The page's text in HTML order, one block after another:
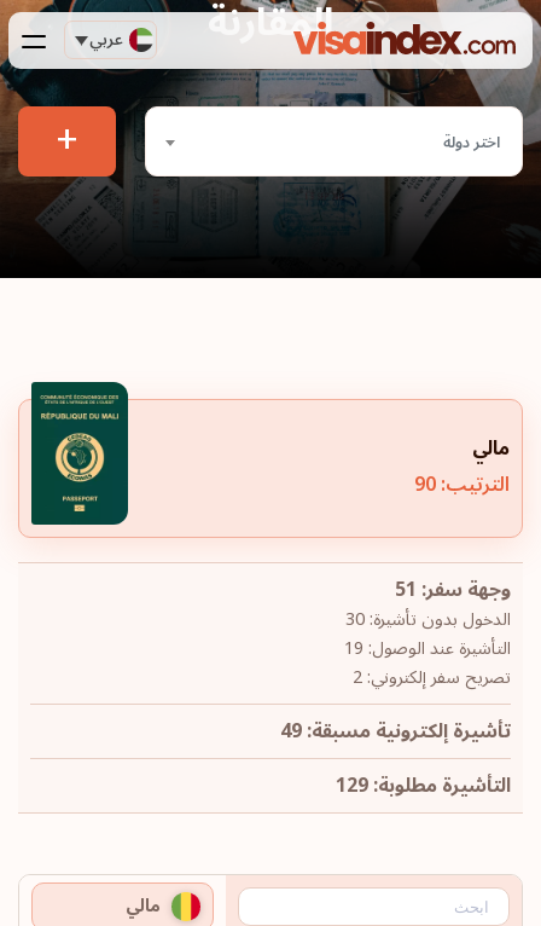
عربي المقارنة
اختر دولة +
مالي
الترتيب: 90
وجهة سفر: 51
الدخول بدون تأشيرة: 30
التأشيرة عند الوصول: 19
تصريح سفر إلكتروني: 2
تأشيرة إلكترونية مسبقة: 49
التأشيرة مطلوبة: 129
مالي